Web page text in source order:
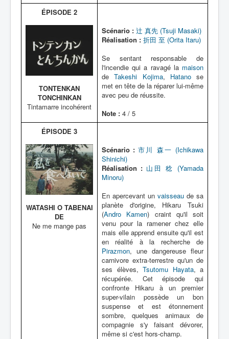
ÉPISODE 2
TONTENKAN
TONCHINKAN
Tintamarre incohérent
Scénario : 辻 真先 (Tsuji Masaki)
Réalisation : 折田 至 (Orita Itaru)
Se sentant responsable de
l'incendie qui a ravagé la maison
deTakeshi Kojima, Hatanose
met en tête de la réparer lui-même
avec peu de réussite.
Note : 4 / 5
ÉPISODE 3
WATASHI O TABENAI
DE
Ne me mange pas
Scénario : 市川 森一 (Ichikawa
Shinichi)
Réalisation : 山田 稔 (Yamada
Minoru)
En apercevant un vaisseau de sa
planète d'origine, Hikaru Tsuki
(Andro Kamen) craint qu'il soit
venu pour la ramener chez elle
mais elle apprend ensuite qu'il est
en réalité à la recherche de
Pirazmon, une dangereuse fleur
carnivore extra-terrestre qu'un de
ses élèves, Tsutomu Hayata, a
récupérée. Cet épisode qui
confronte Hikaru à un premier
super-vilain possède un bon
suspense et est étonnement
sombre, quelques animaux de
compagnie s'y faisant dévorer,
même si c'est hors-champ.